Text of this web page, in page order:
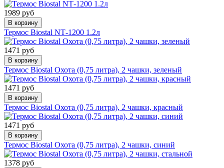
1989 руб
В корзину
Термос Biostal NТ-1200 1.2л
1471 руб
В корзину
Термос Biostal Охота (0,75 литра), 2 чашки, зеленый
1471 руб
В корзину
Термос Biostal Охота (0,75 литра), 2 чашки, красный
1471 руб
В корзину
Термос Biostal Охота (0,75 литра), 2 чашки, синий
1378 руб